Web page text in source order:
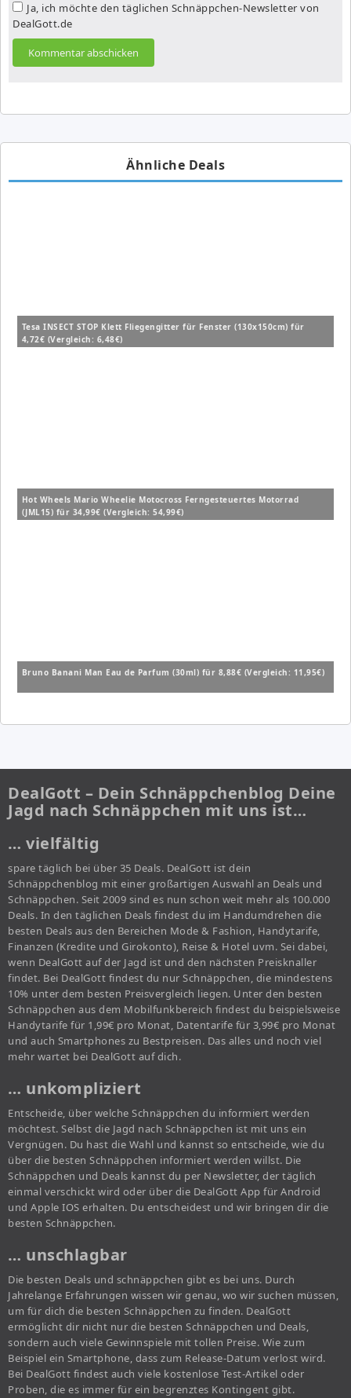
Ja, ich möchte den täglichen Schnäppchen-Newsletter von
DealGott.de
Ähnliche Deals
Tesa INSECT STOP Klett Fliegengitter für Fenster (130x150cm) für
4,72€ (Vergleich: 6,48€)
Hot Wheels Mario Wheelie Motocross Ferngesteuertes Motorrad
(JML15) für 34,99€ (Vergleich: 54,99€)
Bruno Banani Man Eau de Parfum (30ml) für 8,88€ (Vergleich: 11,95€)
DealGott – Dein Schnäppchenblog Deine
Jagd nach Schnäppchen mit uns ist…
… vielfältig
spare täglich bei über 35 Deals. DealGott ist dein
Schnäppchenblog mit einer großartigen Auswahl an Deals und
Schnäppchen. Seit 2009 sind es nun schon weit mehr als 100.000
Deals. In den täglichen Deals findest du im Handumdrehen die
besten Deals aus den Bereichen Mode & Fashion, Handytarife,
Finanzen (Kredite und Girokonto), Reise & Hotel uvm. Sei dabei,
wenn DealGott auf der Jagd ist und den nächsten Preisknaller
findet. Bei DealGott findest du nur Schnäppchen, die mindestens
10% unter dem besten Preisvergleich liegen. Unter den besten
Schnäppchen aus dem Mobilfunkbereich findest du beispielsweise
Handytarife für 1,99€ pro Monat, Datentarife für 3,99€ pro Monat
und auch Smartphones zu Bestpreisen. Das alles und noch viel
mehr wartet bei DealGott auf dich.
… unkompliziert
Entscheide, über welche Schnäppchen du informiert werden
möchtest. Selbst die Jagd nach Schnäppchen ist mit uns ein
Vergnügen. Du hast die Wahl und kannst so entscheide, wie du
über die besten Schnäppchen informiert werden willst. Die
Schnäppchen und Deals kannst du per Newsletter, der täglich
einmal verschickt wird oder über die DealGott App für Android
und Apple IOS erhalten. Du entscheidest und wir bringen dir die
besten Schnäppchen.
… unschlagbar
Die besten Deals und schnäppchen gibt es bei uns. Durch
Jahrelange Erfahrungen wissen wir genau, wo wir suchen müssen,
um für dich die besten Schnäppchen zu finden. DealGott
ermöglicht dir nicht nur die besten Schnäppchen und Deals,
sondern auch viele Gewinnspiele mit tollen Preise. Wie zum
Beispiel ein Smartphone, dass zum Release-Datum verlost wird.
Bei DealGott findest auch viele kostenlose Test-Artikel oder
Proben, die es immer für ein begrenztes Kontingent gibt.